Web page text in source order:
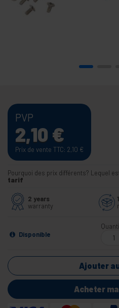
PVP
2,10 €
Prix de vente TTC: 2,10 €
Pourquoi des prix différents? Lequel
tarif
2 years
warranty
Disponible
Ajouter
Acheter